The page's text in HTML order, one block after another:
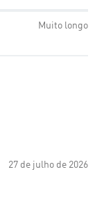
Muito longo
27 de julho de 2026